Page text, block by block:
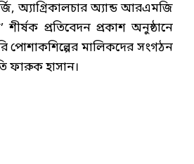
অ্যাগ্রিকালচার অ্যান্ড আরএমজি
শীর্ষক প্রতিবেদন প্রকাশ অনুষ্ঠানে
পোশাকশিল্পের মালিকদের সংগঠন
ফারুক হাসান।